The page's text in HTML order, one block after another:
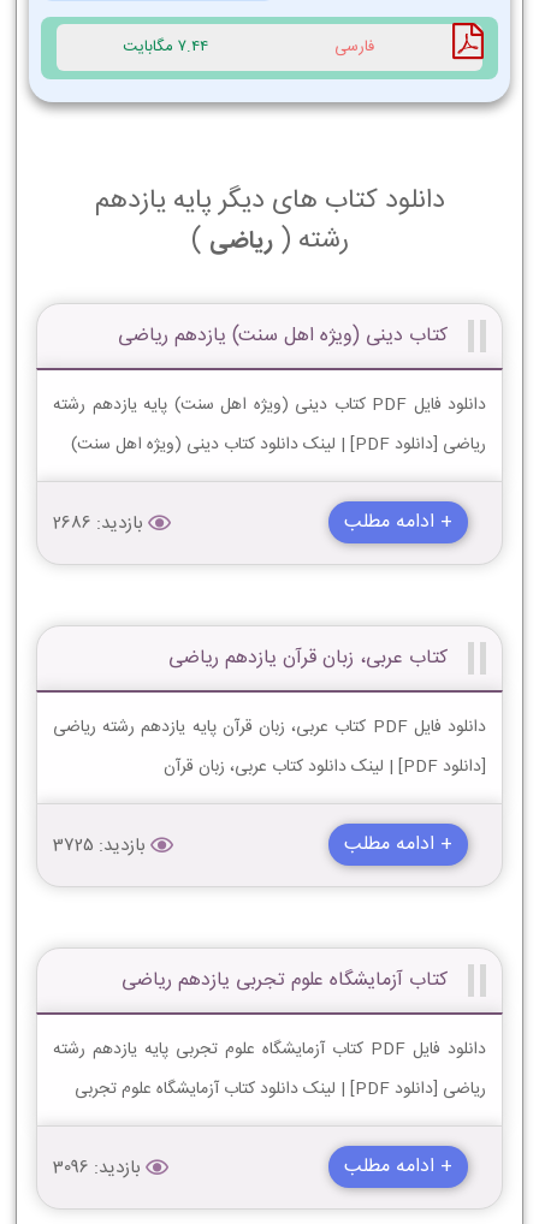
فارسی 7.44 مگابایت
دانلود کتاب های دیگر پایه یازدهم
رشته (ریاضی )
کتاب دینی (ویژه اهل سنت) یازدهم ریاضی
دانلود فایل PDF کتاب دینی (ویژه اهل سنت) پایه یازدهم رشته
ریاضی [دانلود PDF] | لینک دانلود کتاب دینی (ویژه اهل سنت)
+ ادامه مطلب بازدید: 2686
کتاب عربی، زبان قرآن یازدهم ریاضی
دانلود فایل PDF کتاب عربی، زبان قرآن پایه یازدهم رشته ریاضی
[دانلود PDF] | لینک دانلود کتاب عربی، زبان قرآن
+ ادامه مطلب بازدید: 3725
کتاب آزمایشگاه علوم تجربی یازدهم ریاضی
دانلود فایل PDF کتاب آزمایشگاه علوم تجربی پایه یازدهم رشته
ریاضی [دانلود PDF] | لینک دانلود کتاب آزمایشگاه علوم تجربی
+ ادامه مطلب بازدید: 3096